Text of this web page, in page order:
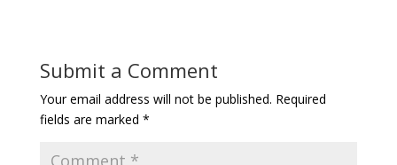
Submit a Comment
Your email address will not be published. Required
fields are marked *